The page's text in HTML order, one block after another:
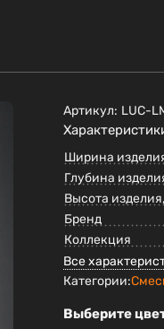
Артикул: LUC-
Ширина
Глубина
Высота
Бренд
Коллекция
Все
Категории:
Выберите